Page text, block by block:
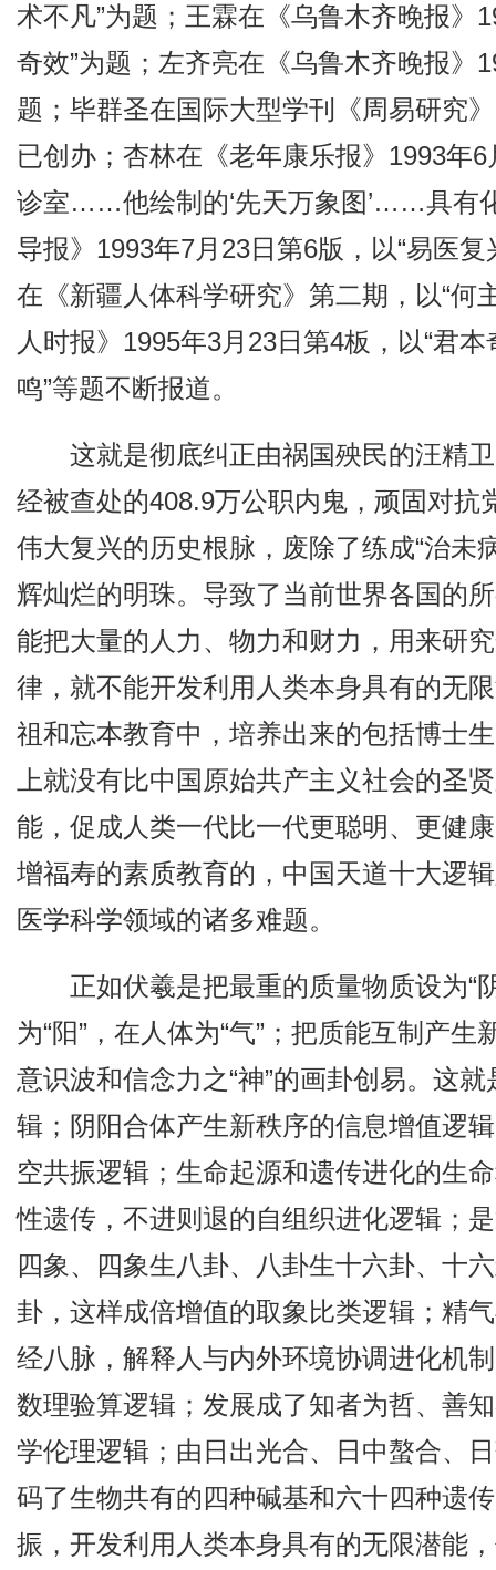
术不凡”为题；王霖在《乌鲁木齐晚报》
奇效”为题；左齐亮在《乌鲁木齐晚报》
题；毕群圣在国际大型学刊《周易研究
已创办；杏林在《老年康乐报》1993年
诊室……他绘制的‘先天万象图’……具有
导报》1993年7月23日第6版，以“易医
在《新疆人体科学研究》第二期，以“何
人时报》1995年3月23日第4板，以“君
鸣”等题不断报道。
这就是彻底纠正由祸国殃民的汪精
经被查处的408.9万公职内鬼，顽固对
伟大复兴的历史根脉，废除了练成“治未
辉灿烂的明珠。导致了当前世界各国的
能把大量的人力、物力和财力，用来研
律，就不能开发利用人类本身具有的无
祖和忘本教育中，培养出来的包括博士
上就没有比中国原始共产主义社会的圣
能，促成人类一代比一代更聪明、更健
增福寿的素质教育的，中国天道十大逻
医学科学领域的诸多难题。
正如伏羲是把最重的质量物质设为“
为“阳”，在人体为“气”；把质能互制产
意识波和信念力之“神”的画卦创易。这
辑；阴阳合体产生新秩序的信息增值逻
空共振逻辑；生命起源和遗传进化的生
性遗传，不进则退的自组织进化逻辑；
四象、四象生八卦、八卦生十六卦、十
卦，这样成倍增值的取象比类逻辑；精
经八脉，解释人与内外环境协调进化机
数理验算逻辑；发展成了知者为哲、善
学伦理逻辑；由日出光合、日中螯合、
码了生物共有的四种碱基和六十四种遗
振，开发利用人类本身具有的无限潜能